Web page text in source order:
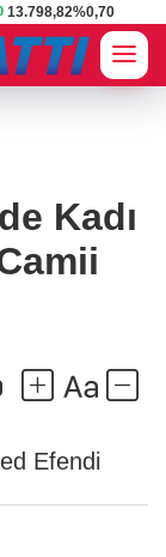
13.798,82%0,70
Kadı
Efendi